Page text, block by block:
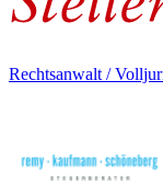
Rechtsanwalt /